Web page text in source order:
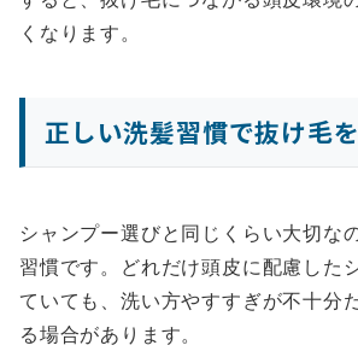
くなります。
正しい洗髪習慣で抜け毛
シャンプー選びと同じくらい大切な
習慣です。どれだけ頭皮に配慮した
ていても、洗い方やすすぎが不十分
る場合があります。